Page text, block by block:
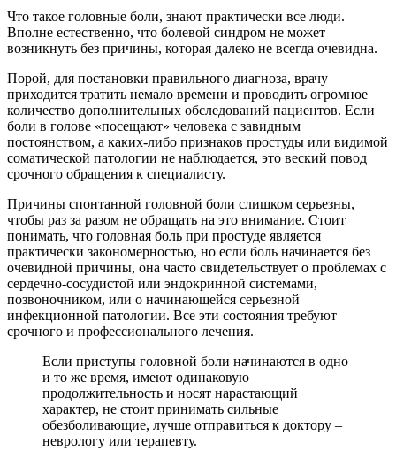
Что такое головные боли, знают практически все люди.
Вполне естественно, что болевой синдром не может
возникнуть без причины, которая далеко не всегда очевидна.
Порой, для постановки правильного диагноза, врачу
приходится тратить немало времени и проводить огромное
количество дополнительных обследований пациентов. Если
боли в голове «посещают» человека с завидным
постоянством, а каких-либо признаков простуды или видимой
соматической патологии не наблюдается, это веский повод
срочного обращения к специалисту.
Причины спонтанной головной боли слишком серьезны,
чтобы раз за разом не обращать на это внимание. Стоит
понимать, что головная боль при простуде является
практически закономерностью, но если боль начинается без
очевидной причины, она часто свидетельствует о проблемах с
сердечно-сосудистой или эндокринной системами,
позвоночником, или о начинающейся серьезной
инфекционной патологии. Все эти состояния требуют
срочного и профессионального лечения.
Если приступы головной боли начинаются в одно
и то же время, имеют одинаковую
продолжительность и носят нарастающий
характер, не стоит принимать сильные
обезболивающие, лучше отправиться к доктору –
неврологу или терапевту.